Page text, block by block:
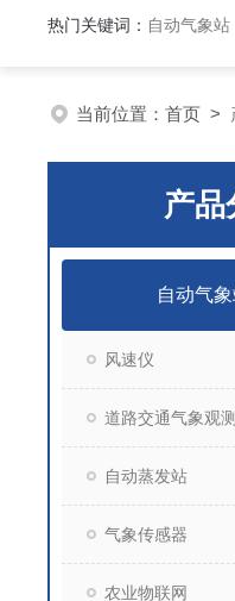
热门关键词： 自动气象
当前位置： 首页 >
产品
自动气
风速仪
道路交通气象观
自动蒸发站
气象传感器
农业物联网